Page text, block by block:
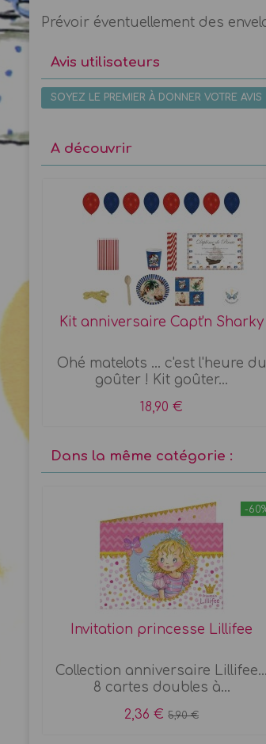
Prévoir éventuellement des
Avis utilisateurs
SOYEZ LE PREMIER À DONNER VOTRE AVIS
A découvrir
Kit anniversaire Capt'n Sharky
Ohé matelots ... c'est l'heure du
goûter ! Kit goûter...
18,90 €
Dans la même catégorie :
-
Invitation princesse Lillifee
Collection anniversaire Lillifee...
8 cartes doubles à...
2,36 € 5,90 €